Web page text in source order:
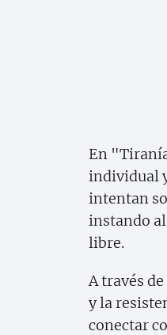
En
individual
intentan
instando
libre.
A través
y la
conectar